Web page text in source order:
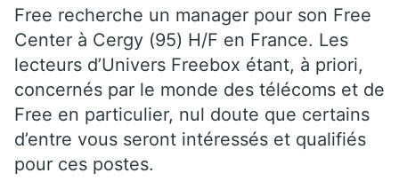
Free recherche un manager pour son Free
Center à Cergy (95) H/F en France. Les
lecteurs d’Univers Freebox étant, à priori,
concernés par le monde des télécoms et de
Free en particulier, nul doute que certains
d’entre vous seront intéressés et qualifiés
pour ces postes.